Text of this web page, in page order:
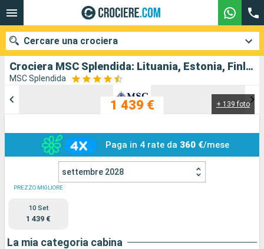
Crociera MSC Splendida: Lituania, Estonia, Finlandia, Svezia, Danimarca, Germania in partenza da Warnemunde
MSC Splendida
+ 139 foto
1 439 €
Paga in 4 rate da 360 €/mese
settembre 2028
PREZZO MIGLIORE
10 Set
1 439 €
La mia categoria cabina
Cercare una crociera
Le nostre destinazioni
Mesi di partenza
Porti Compagnie